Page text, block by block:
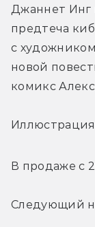
Джаннет Инг
предтеча
с
новой
комикс
Иллюстрация
В продаже с
Следующий